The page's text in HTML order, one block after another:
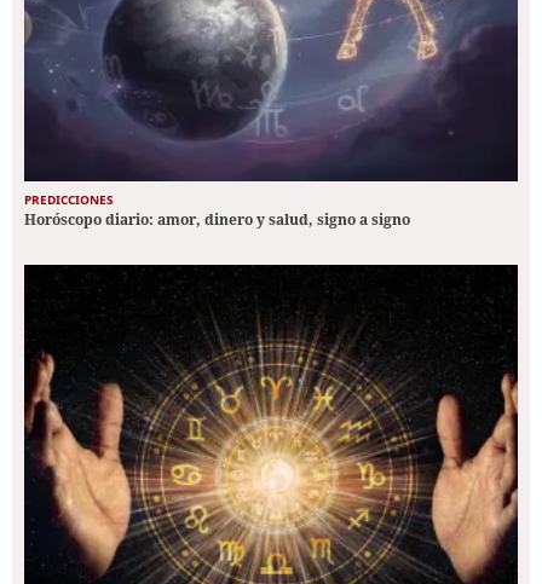
PREDICCIONES
Horóscopo diario: amor, dinero y salud, signo a signo